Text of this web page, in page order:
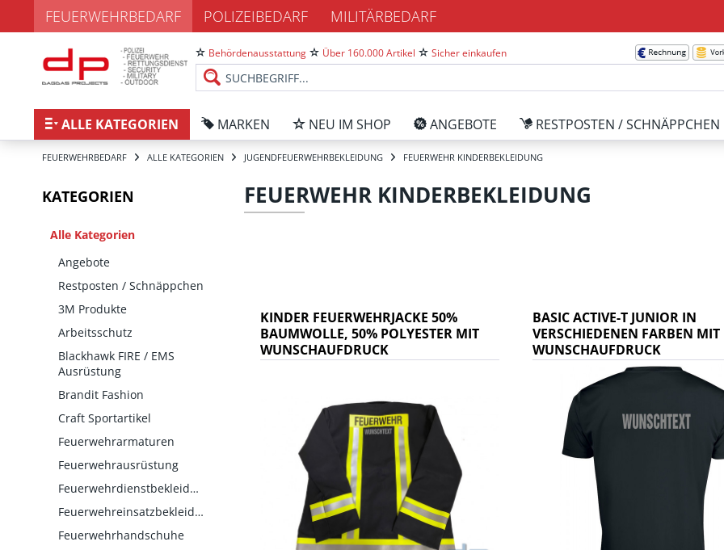
FEUERWEHRBEDARF POLIZEIBEDARF MILITÄRBEDARF
Behördenausstattung Über 160.000 Artikel Sicher einkaufen
ALLE KATEGORIEN MARKEN NEU IM SHOP ANGEBOTE RESTPOSTEN / SCHNÄPPCHEN
FEUERWEHRBEDARF ALLE KATEGORIEN JUGENDFEUERWEHRBEKLEIDUNG FEUERWEHR KINDERBEKLEIDUNG
KATEGORIEN
Alle Kategorien
Angebote
Restposten / Schnäppchen
3M Produkte
Arbeitsschutz
Blackhawk FIRE / EMS
Ausrüstung
Brandit Fashion
Craft Sportartikel
Feuerwehrarmaturen
Feuerwehrausrüstung
Feuerwehrdienstbekleidung
Feuerwehreinsatzbekleidung
Feuerwehrhandschuhe
FEUERWEHR KINDERBEKLEIDUNG
KINDER FEUERWEHRJACKE 50%
BAUMWOLLE, 50% POLYESTER MIT
WUNSCHAUFDRUCK
BASIC ACTIVE-T JUNIOR IN
VERSCHIEDENEN FARBEN MIT
WUNSCHAUFDRUCK